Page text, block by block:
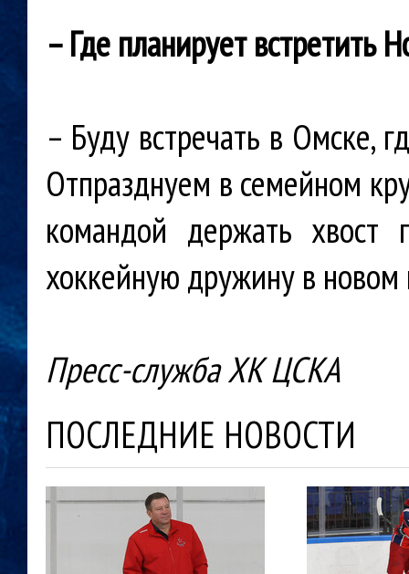
– Где планирует встретить
– Буду встречать в Омске,
Отпразднуем в семейном
командой держать хвост
хоккейную дружину в новом
Пресс-служба ХК ЦСКА
ПОСЛЕДНИЕ НОВОСТИ